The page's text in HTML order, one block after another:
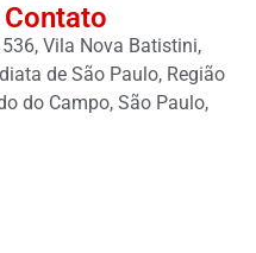
Vila Nova Batistini,
de São Paulo, Região
do Campo, São Paulo,